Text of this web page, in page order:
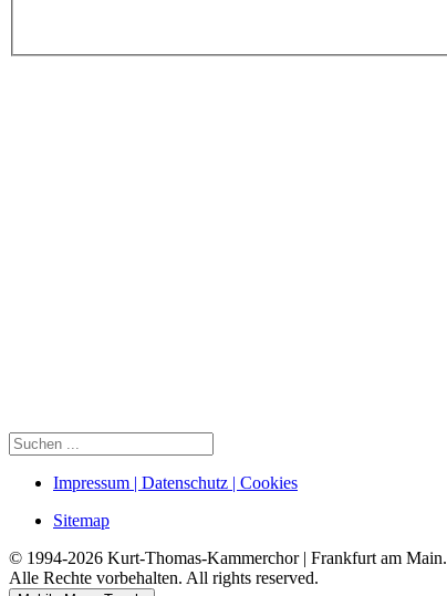
Impressum | Datenschutz | Cookies
Sitemap
© 1994-2026 Kurt-Thomas-Kammerchor | Frankfurt am Main.
Alle Rechte vorbehalten. All rights reserved.